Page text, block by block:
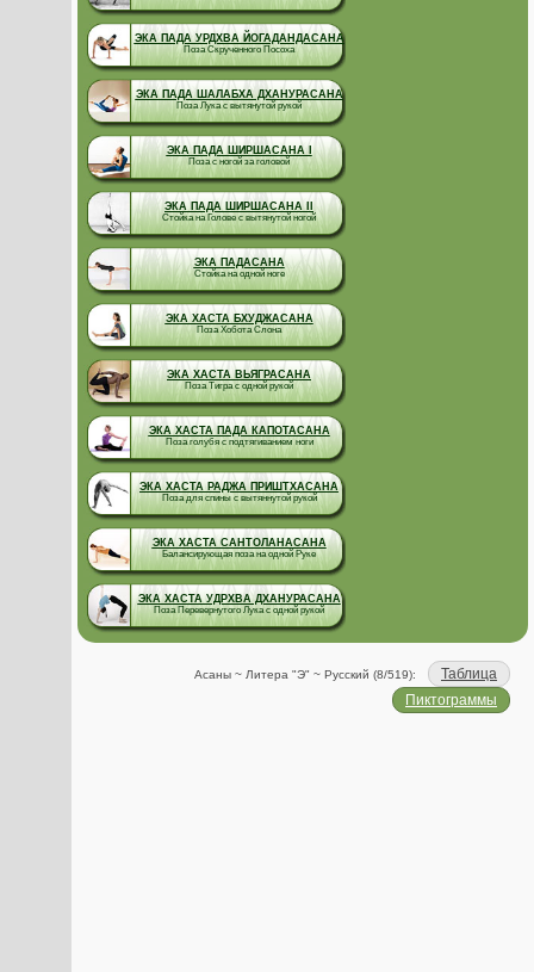
ЭКА ПАДА УРДХВА ЙОГАДАНДАСАНА
Поза Скрученного Посоха
ЭКА ПАДА ШАЛАБХА ДХАНУРАСАНА
Поза Лука с вытянутой рукой
ЭКА ПАДА ШИРШАСАНА I
Поза с ногой за головой
ЭКА ПАДА ШИРШАСАНА II
Стойка на Голове с вытянутой ногой
ЭКА ПАДАСАНА
Стойка на одной ноге
ЭКА ХАСТА БХУДЖАСАНА
Поза Хобота Слона
ЭКА ХАСТА ВЬЯГРАСАНА
Поза Тигра с одной рукой
ЭКА ХАСТА ПАДА КАПОТАСАНА
Поза голубя с подтягиванием ноги
ЭКА ХАСТА РАДЖА ПРИШТХАСАНА
Поза для спины с вытяннутой рукой
ЭКА ХАСТА САНТОЛАНАСАНА
Балансирующая поза на одной Руке
ЭКА ХАСТА УДРХВА ДХАНУРАСАНА
Поза Перевернутого Лука с одной рукой
Асаны ~ Литера "Э" ~ Русский (8/519):
Таблица
Пиктограммы